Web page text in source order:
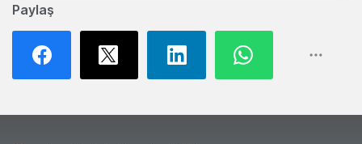
Paylaş